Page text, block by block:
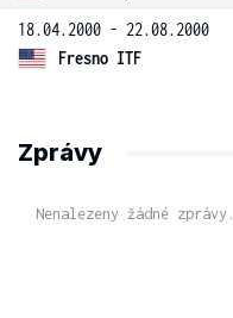
18.04.2000 - 22.08.2000
Fresno ITF
Zprávy
Nenalezeny žádné zprávy.